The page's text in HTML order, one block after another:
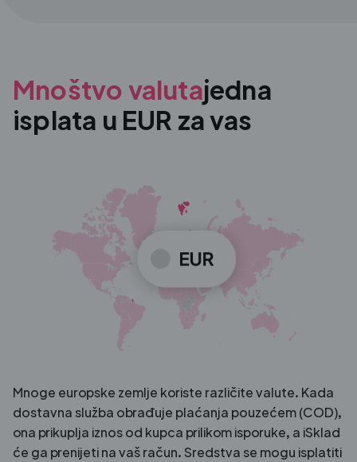
Mnoštvo valutajedna
isplata u EUR za vas
Mnoge europske zemlje koriste različite valute. Kada
dostavna služba obrađuje plaćanja pouzećem (COD),
ona prikuplja iznos od kupca prilikom isporuke, a iSklad
će ga prenijeti na vaš račun. Sredstva se mogu isplatiti